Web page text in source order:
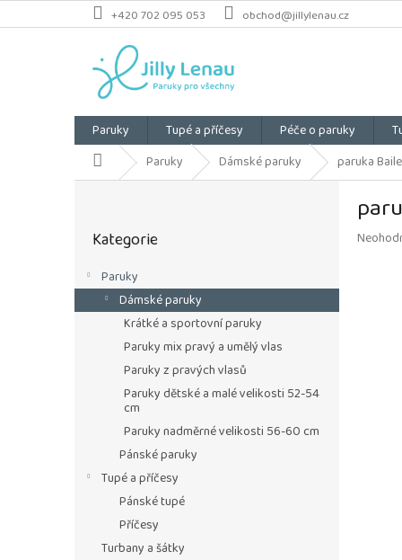
Přejít
na
+420 702 095 053 obchod@jillylenau.cz
Paruky Tupé a příčesy Péče o paruky
Domů Paruky Dámské paruky paruka
P
a
n
kategorie
Kategorie
Paruky
Dámské paruky
Krátké a sportovní paruky
Paruky mix pravý a umělý vlas
Paruky z pravých vlasů
Paruky dětské a malé velikosti 52-54
cm
Paruky nadměrné velikosti 56-60 cm
Pánské paruky
Tupé a příčesy
Pánské tupé
Příčesy
Turbany a šátky